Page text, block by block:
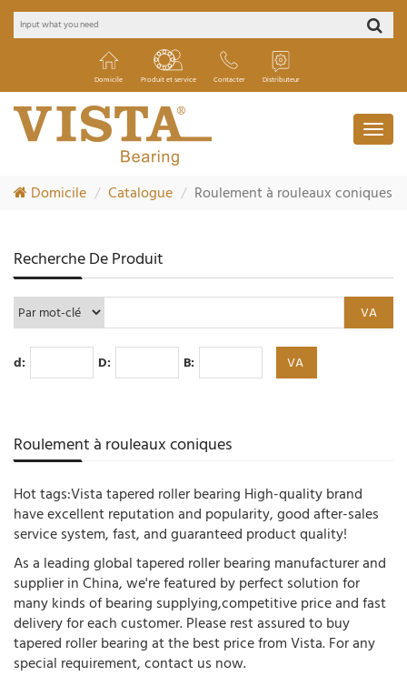
Domicile Produit et service Contacter Distributeur
Domicile Catalogue Roulement à rouleaux coniques
Recherche De Produit
d: D: B:
Roulement à rouleaux coniques
Hot tags:Vista tapered roller bearing High-quality brand
have excellent reputation and popularity, good after-sales
service system, fast, and guaranteed product quality!
As a leading global tapered roller bearing manufacturer and
supplier in China, we're featured by perfect solution for
many kinds of bearing supplying,competitive price and fast
delivery for each customer. Please rest assured to buy
tapered roller bearing at the best price from Vista. For any
special requirement, contact us now.